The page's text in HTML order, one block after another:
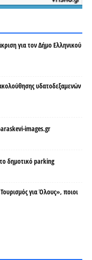
για τον Δήμο Ελληνικού
υδατοδεξαμενών
images.gr
δημοτικό parking
για Όλους», ποιοι